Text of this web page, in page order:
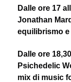
Dalle ore 17
Jonathan
equilibrismo
Dalle ore
Psichedelic
mix di music